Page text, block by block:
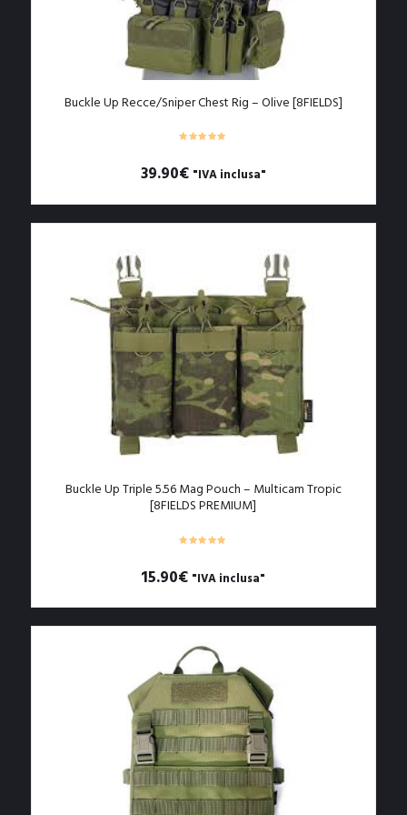
Buckle Up Recce/Sniper Chest Rig – Olive [8FIELDS]
39.90€ "IVA inclusa"
Buckle Up Triple 5.56 Mag Pouch – Multicam Tropic
[8FIELDS PREMIUM]
15.90€ "IVA inclusa"